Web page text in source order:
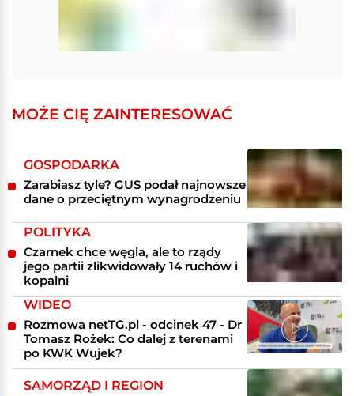
MOŻE CIĘ ZAINTERESOWAĆ
GOSPODARKA
Zarabiasz tyle? GUS podał najnowsze
dane o przeciętnym wynagrodzeniu
POLITYKA
Czarnek chce węgla, ale to rządy
jego partii zlikwidowały 14 ruchów i
kopalni
WIDEO
Rozmowa netTG.pl - odcinek 47 - Dr
Tomasz Rożek: Co dalej z terenami
po KWK Wujek?
SAMORZĄD I REGION